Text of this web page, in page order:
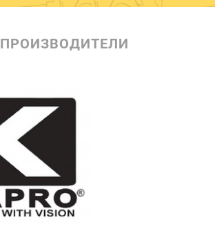
ПРОИЗВОДИТЕЛИ